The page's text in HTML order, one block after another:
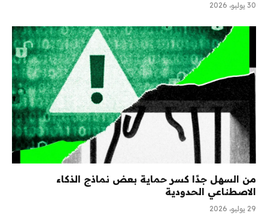
30 يوليو، 2026
من السهل جدًا كسر حماية بعض نماذج الذكاء
الاصطناعي الحدودية
29 يوليو، 2026